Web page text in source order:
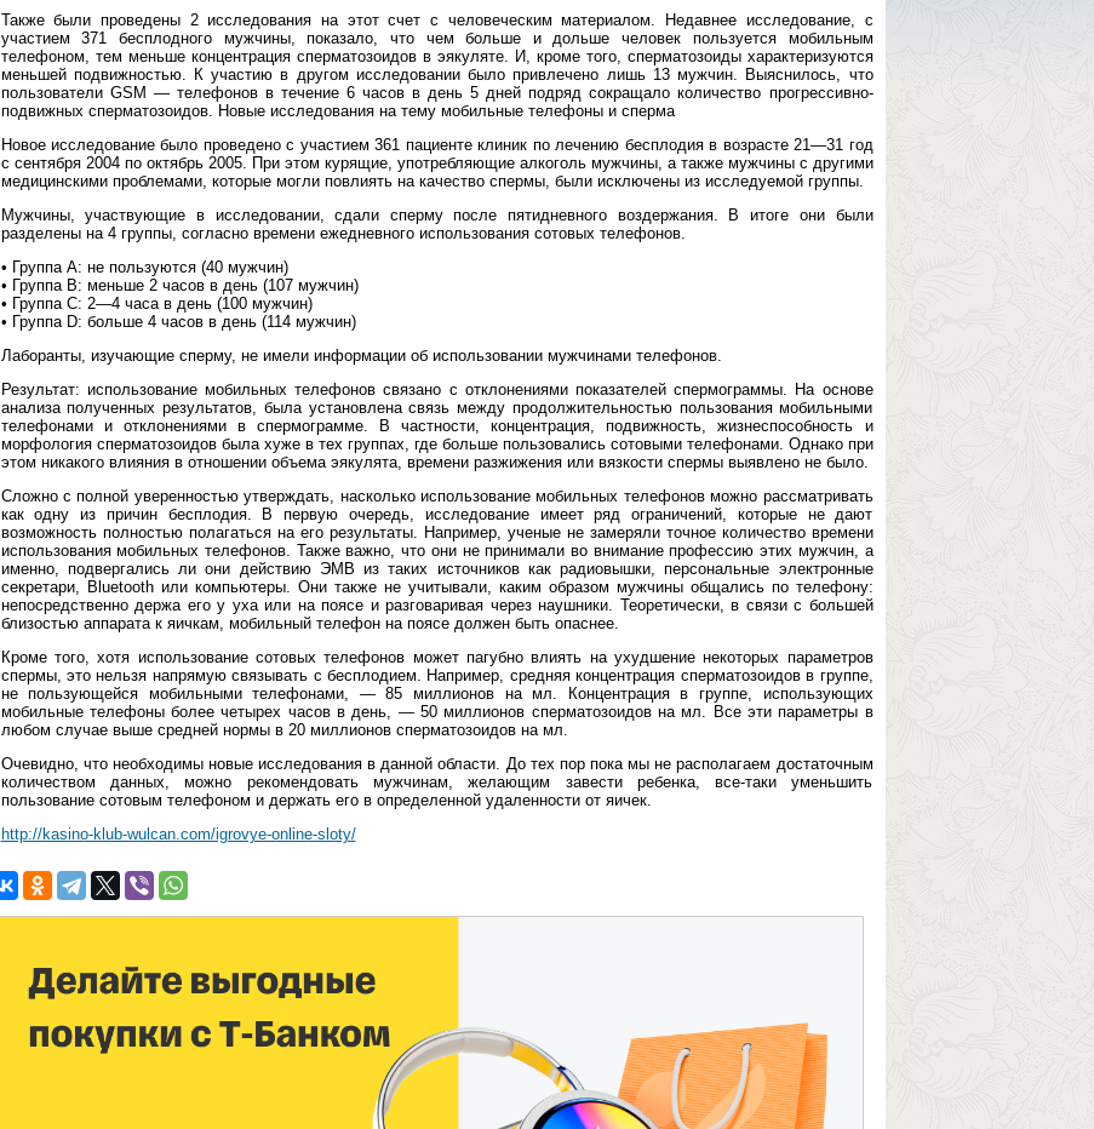
Также были проведены 2 исследования на этот счет с человеческим материалом. Недавнее исследование, с
участием 371 бесплодного мужчины, показало, что чем больше и дольше человек пользуется мобильным
телефоном, тем меньше концентрация сперматозоидов в эякуляте. И, кроме того, сперматозоиды характеризуются
меньшей подвижностью. К участию в другом исследовании было привлечено лишь 13 мужчин. Выяснилось, что
пользователи GSM — телефонов в течение 6 часов в день 5 дней подряд сокращало количество прогрессивно-
подвижных сперматозоидов. Новые исследования на тему мобильные телефоны и сперма
Новое исследование было проведено с участием 361 пациенте клиник по лечению бесплодия в возрасте 21—31 год
с сентября 2004 по октябрь 2005. При этом курящие, употребляющие алкоголь мужчины, а также мужчины с другими
медицинскими проблемами, которые могли повлиять на качество спермы, были исключены из исследуемой группы.
Мужчины, участвующие в исследовании, сдали сперму после пятидневного воздержания. В итоге они были
разделены на 4 группы, согласно времени ежедневного использования сотовых телефонов.
• Группа А: не пользуются (40 мужчин)
• Группа B: меньше 2 часов в день (107 мужчин)
• Группа C: 2—4 часа в день (100 мужчин)
• Группа D: больше 4 часов в день (114 мужчин)
Лаборанты, изучающие сперму, не имели информации об использовании мужчинами телефонов.
Результат: использование мобильных телефонов связано с отклонениями показателей спермограммы. На основе
анализа полученных результатов, была установлена связь между продолжительностью пользования мобильными
телефонами и отклонениями в спермограмме. В частности, концентрация, подвижность, жизнеспособность и
морфология сперматозоидов была хуже в тех группах, где больше пользовались сотовыми телефонами. Однако при
этом никакого влияния в отношении объема эякулята, времени разжижения или вязкости спермы выявлено не было.
Сложно с полной уверенностью утверждать, насколько использование мобильных телефонов можно рассматривать
как одну из причин бесплодия. В первую очередь, исследование имеет ряд ограничений, которые не дают
возможность полностью полагаться на его результаты. Например, ученые не замеряли точное количество времени
использования мобильных телефонов. Также важно, что они не принимали во внимание профессию этих мужчин, а
именно, подвергались ли они действию ЭМВ из таких источников как радиовышки, персональные электронные
секретари, Bluetooth или компьютеры. Они также не учитывали, каким образом мужчины общались по телефону:
непосредственно держа его у уха или на поясе и разговаривая через наушники. Теоретически, в связи с большей
близостью аппарата к яичкам, мобильный телефон на поясе должен быть опаснее.
Кроме того, хотя использование сотовых телефонов может пагубно влиять на ухудшение некоторых параметров
спермы, это нельзя напрямую связывать с бесплодием. Например, средняя концентрация сперматозоидов в группе,
не пользующейся мобильными телефонами, — 85 миллионов на мл. Концентрация в группе, использующих
мобильные телефоны более четырех часов в день, — 50 миллионов сперматозоидов на мл. Все эти параметры в
любом случае выше средней нормы в 20 миллионов сперматозоидов на мл.
Очевидно, что необходимы новые исследования в данной области. До тех пор пока мы не располагаем достаточным
количеством данных, можно рекомендовать мужчинам, желающим завести ребенка, все-таки уменьшить
пользование сотовым телефоном и держать его в определенной удаленности от яичек.
http://kasino-klub-wulcan.com/igrovye-online-sloty/